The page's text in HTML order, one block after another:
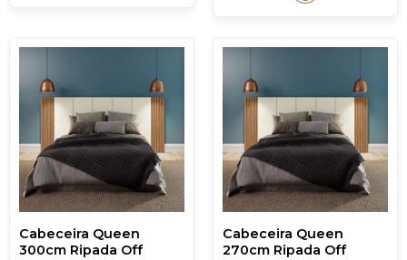
Cabeceira Queen
300cm Ripada Off
Cabeceira Queen
270cm Ripada Off